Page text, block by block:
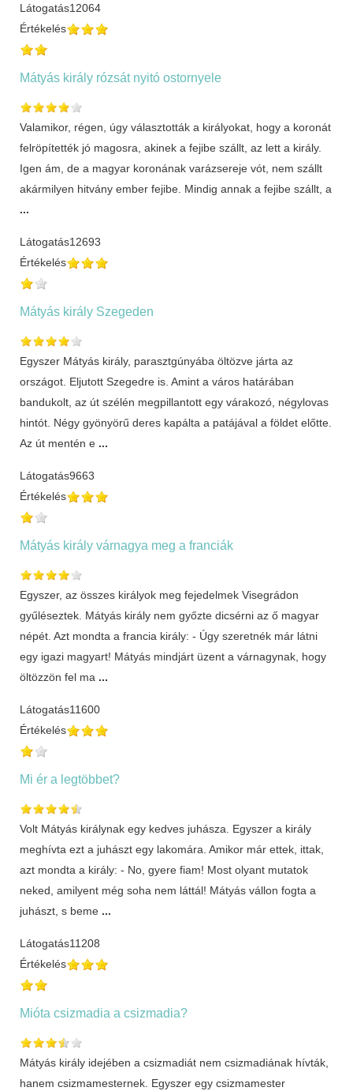
Látogatás12064
Értékelés
Mátyás király rózsát nyitó ostornyele
Valamikor, régen, úgy választották a királyokat, hogy a koronát
felröpítették jó magosra, akinek a fejibe szállt, az lett a király.
Igen ám, de a magyar koronának varázsereje vót, nem szállt
akármilyen hitvány ember fejibe. Mindig annak a fejibe szállt, a
...
Látogatás12693
Értékelés
Mátyás király Szegeden
Egyszer Mátyás király, parasztgúnyába öltözve járta az
országot. Eljutott Szegedre is. Amint a város határában
bandukolt, az út szélén megpillantott egy várakozó, négylovas
hintót. Négy gyönyörű deres kapálta a patájával a földet előtte.
Az út mentén e ...
Látogatás9663
Értékelés
Mátyás király várnagya meg a franciák
Egyszer, az összes királyok meg fejedelmek Visegrádon
gyűléseztek. Mátyás király nem győzte dicsérni az ő magyar
népét. Azt mondta a francia király: - Úgy szeretnék már látni
egy igazi magyart! Mátyás mindjárt üzent a várnagynak, hogy
öltözzön fel ma ...
Látogatás11600
Értékelés
Mi ér a legtöbbet?
Volt Mátyás királynak egy kedves juhásza. Egyszer a király
meghívta ezt a juhászt egy lakomára. Amikor már ettek, ittak,
azt mondta a király: - No, gyere fiam! Most olyant mutatok
neked, amilyent még soha nem láttál! Mátyás vállon fogta a
juhászt, s beme ...
Látogatás11208
Értékelés
Mióta csizmadia a csizmadia?
Mátyás király idejében a csizmadiát nem csizmadiának hívták,
hanem csizmamesternek. Egyszer egy csizmamester